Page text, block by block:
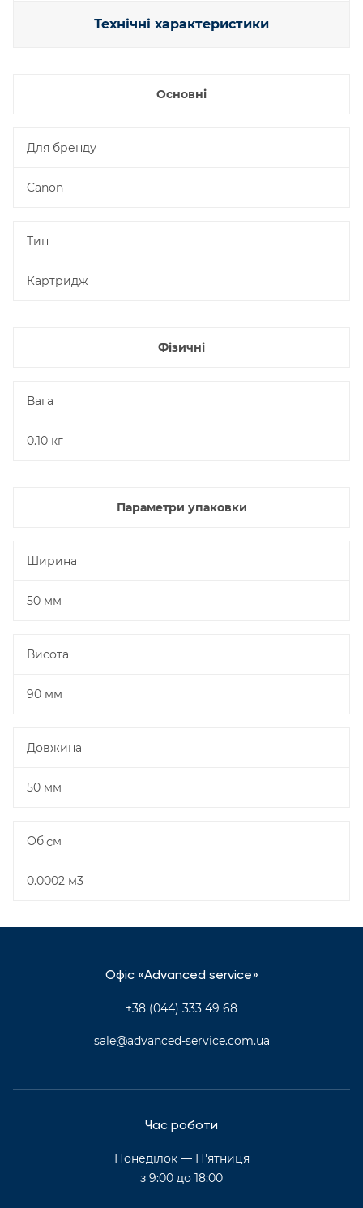
Технічні характеристики
Основні
Для бренду
Canon
Тип
Картридж
Фізичні
Вага
0.10 кг
Параметри упаковки
Ширина
50 мм
Висота
90 мм
Довжина
50 мм
Об'єм
0.0002 м3
Офіс «Advanced service»
+38 (044) 333 49 68
sale@advanced-service.com.ua
Час роботи
Понеділок — П'ятниця
з 9:00 до 18:00